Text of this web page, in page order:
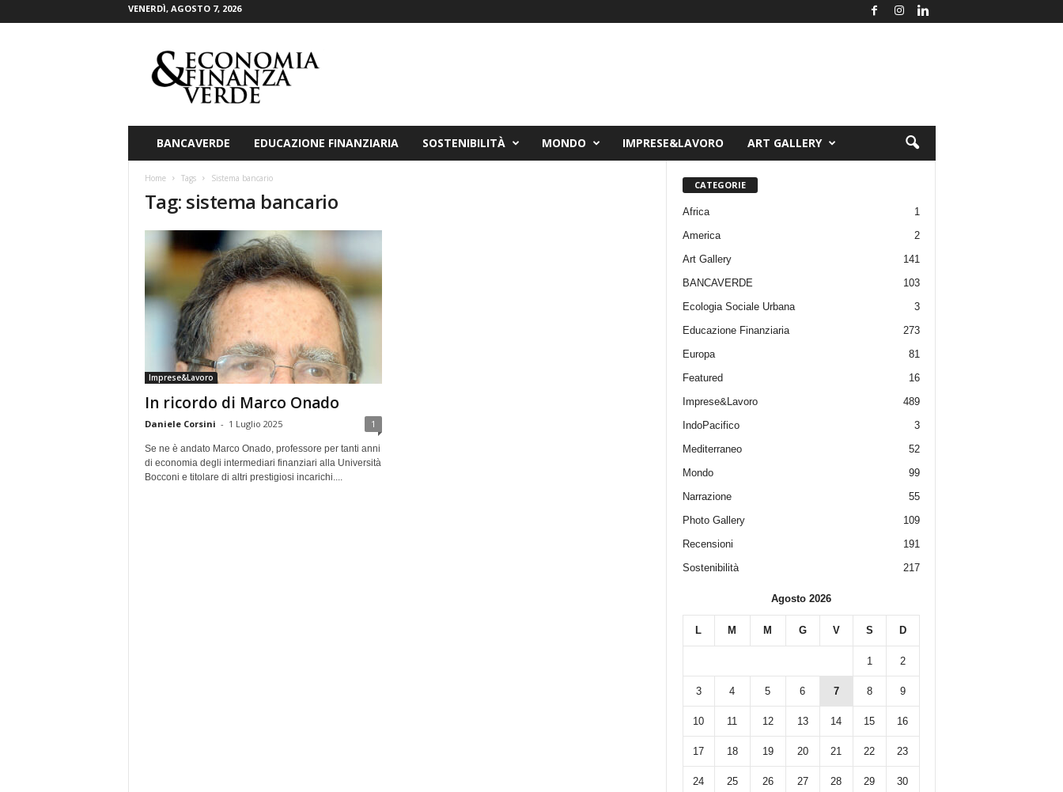
VENERDÌ, AGOSTO 7, 2026
BANCAVERDE EDUCAZIONE FINANZIARIA SOSTENIBILITÀ MONDO IMPRESE&LAVORO ART GALLERY
Home Tags Sistema bancario
Tag: sistema bancario
Imprese&Lavoro
In ricordo di Marco Onado
Daniele Corsini - 1 Luglio 2025 1
Se ne è andato Marco Onado, professore per tanti anni
di economia degli intermediari finanziari alla Università
Bocconi e titolare di altri prestigiosi incarichi....
CATEGORIE
Africa
1
America
2
Art Gallery
141
BANCAVERDE
103
Ecologia Sociale Urbana
3
Educazione Finanziaria
273
Europa
81
Featured
16
Imprese&Lavoro
489
IndoPacifico
3
Mediterraneo
52
Mondo
99
Narrazione
55
Photo Gallery
109
Recensioni
191
Sostenibilità
217
Agosto 2026
L M M G V S D
1 2
3 4 5 6 7 8 9
10 11 12 13 14 15 16
17 18 19 20 21 22 23
24 25 26 27 28 29 30